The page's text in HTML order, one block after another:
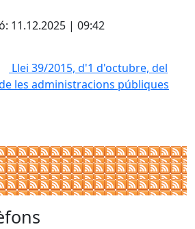
11.12.2025 | 09:42
Llei 39/2015, d'1 d'octubre, del
les administracions públiques